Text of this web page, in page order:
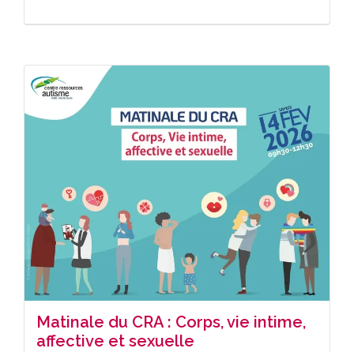
Matinale du CRA : Corps, vie intime,
affective et sexuelle